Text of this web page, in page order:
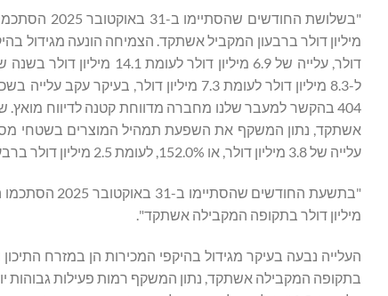
דולר, עלייה של 6.9
עלייה של 3.8 מיליון דולר, או 152.0%, לעומת 2.5 מיליון דולר ברבעון השלישי של שנת הכספים 2024", ציין הנשיא והמנכ"ל סאלח סאגר.
מיליון דולר בתקופה המקבילה אשתקד".